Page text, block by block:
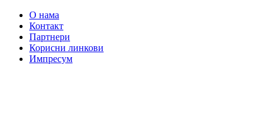
О нама
Контакт
Партнери
Корисни линкови
Импресум